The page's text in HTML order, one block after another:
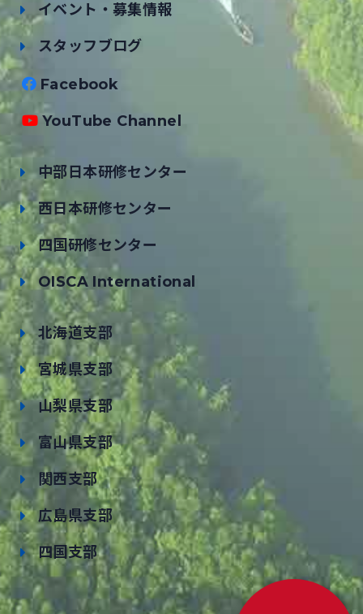
イベント・募集情報
スタッフブログ
Facebook
YouTube Channel
中部日本研修センター
西日本研修センター
四国研修センター
OISCA International
北海道支部
宮城県支部
山梨県支部
富山県支部
関西支部
広島県支部
四国支部